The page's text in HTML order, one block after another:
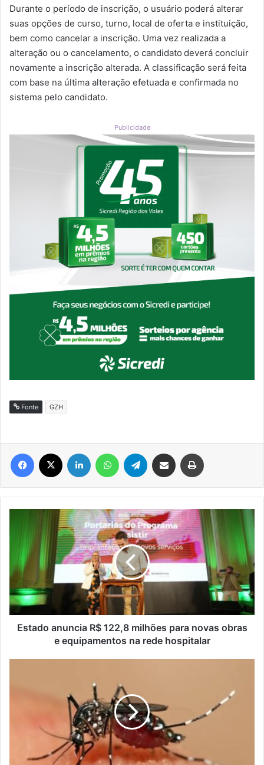
Durante o período de inscrição, o usuário poderá alterar
suas opções de curso, turno, local de oferta e instituição,
bem como cancelar a inscrição. Uma vez realizada a
alteração ou o cancelamento, o candidato deverá concluir
novamente a inscrição alterada. A classificação será feita
com base na última alteração efetuada e confirmada no
sistema pelo candidato.
Publicidade
Fonte GZH
Facebook Linkedin WhatsAppTelegram Compartilhar via e-mail
122,8
milhões
para
novas
obras
e
equipamentos
Estado anuncia R$ 122,8 milhões para novas obras
e equipamentos na rede hospitalar
confirmado